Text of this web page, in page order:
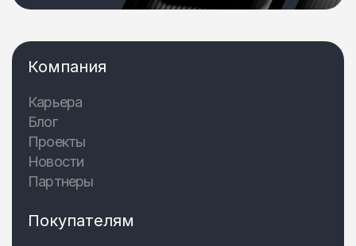
Компания
Карьера
Блог
Проекты
Новости
Партнеры
Покупателям